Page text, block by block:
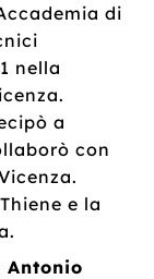
di
nella
a
con
e la
Antonio